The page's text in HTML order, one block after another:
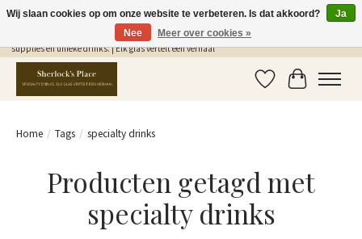
Gratis Verzending in NL vanaf €75,- | Sherlocks Place: dé plek voor MONIN siropen, bar
supplies en unieke drinks. | Elk glas vertelt een verhaal
Verlanglijst
Home / Tags / specialty drinks
Producten getagd met
specialty drinks
Wij slaan cookies op om onze website te verbeteren. Is dat akkoord?
Ja
Nee
Meer over cookies »